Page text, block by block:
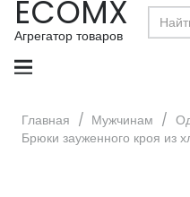
ECOMX
Агрегатор товаров for:
Главная / Мужчинам /
Брюки зауженного кроя из